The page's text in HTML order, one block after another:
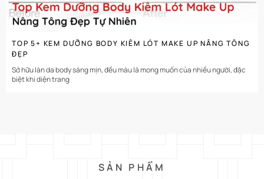
TOP 5+ KEM DƯỠNG BODY KIÊM LÓT MAKE UP NÂNG TÔNG
ĐẸP
Sở hữu làn da body sáng mịn, đều màu là mong muốn của nhiều người, đặc
biệt khi diện trang
SẢN PHẨM